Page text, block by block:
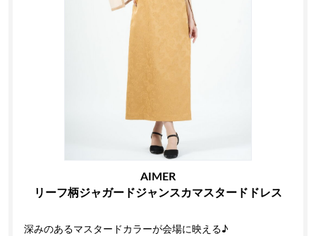
AIMER
リーフ柄ジャガードジャンスカマスタードドレス
深みのあるマスタードカラーが会場に映える♪